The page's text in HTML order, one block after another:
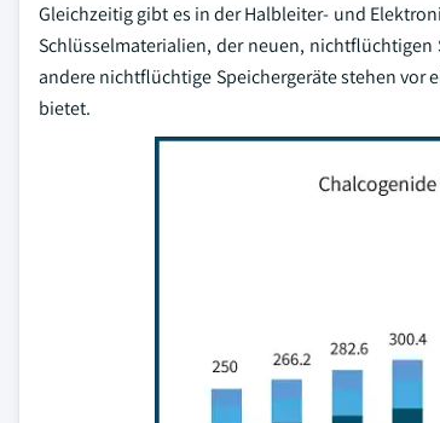
Gleichzeitig gibt es in der Halbleiter- und
Schlüsselmaterialien, der neuen,
andere nichtflüchtige Speichergeräte stehen vor
bietet.